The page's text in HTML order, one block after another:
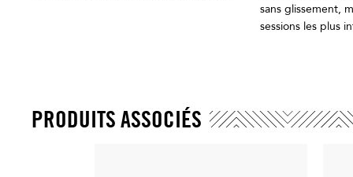
sans glissement,
sessions les plus
PRODUITS ASSOCIÉS